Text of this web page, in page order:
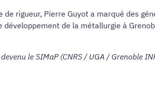
rigueur, Pierre Guyot a marqué des
de la métallurgie à
le SIMaP (CNRS / UGA / Grenoble